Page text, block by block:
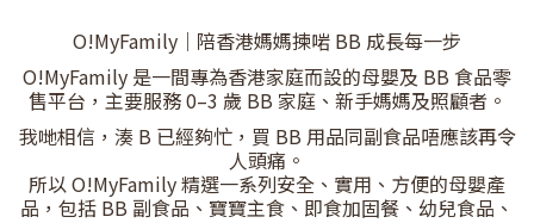
O!MyFamily｜陪香港媽媽揀啱 BB 成長每一步
O!MyFamily 是一間專為香港家庭而設的母嬰及 BB 食品零
售平台，主要服務 0–3 歲 BB 家庭、新手媽媽及照顧者。
我哋相信，湊 B 已經夠忙，買 BB 用品同副食品唔應該再令
人頭痛。
所以 O!MyFamily 精選一系列安全、實用、方便的母嬰產
品，包括 BB 副食品、寶寶主食、即食加固餐、幼兒食品、